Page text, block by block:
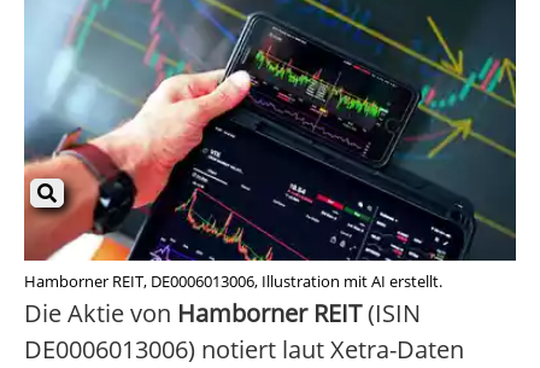
Hamborner REIT, DE0006013006, Illustration mit AI erstellt.
Die Aktie von Hamborner REIT(ISIN
DE0006013006) notiert laut Xetra-Daten